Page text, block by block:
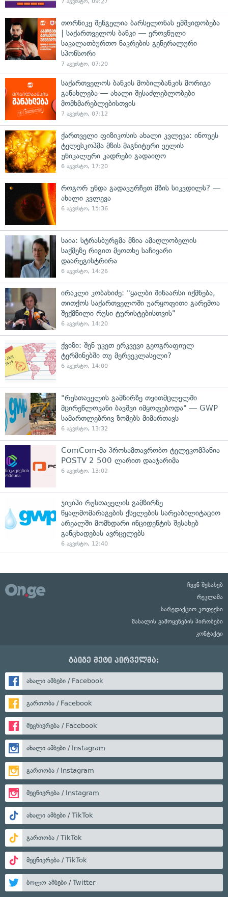
თორნიკე შენგელია ბარსელონას ემშვიდობება
| საქართველოს ბანკი — ეროვნული
საკალათბურთო ნაკრების გენერალური
სპონსორი
7 აგვისტო, 07:20
საქართველოს ბანკის მობილბანკის მორიგი
განახლება — ახალი შესაძლებლობები
მომხმარებლებისთვის
7 აგვისტო, 07:12
ქართველი ფიზიკოსის ახალი კვლევა: ინოუეს
ტელესკოპმა მზის მაგნიტური ველის
უნიკალური კადრები გადაიღო
6 აგვისტო, 17:20
როგორ უნდა გადავურჩეთ მზის სიკვდილს? —
ახალი კვლევა
6 აგვისტო, 15:36
საია: სტრასბურგმა მზია ამაღლობელის
საქმეზე რიგით მეოთხე საჩივარი
დაარეგისტრირა
6 აგვისტო, 14:26
ირაკლი კობახიძე: "ყალბი შინაარსი იქმნება,
თითქოს საქართველოში უარყოფითი გარემოა
შექმნილი რუსი ტურისტებისთვის"
6 აგვისტო, 14:20
ქვიზი: შენ უკეთ ერკვევი გეოგრაფიულ
ტერმინებში თუ მერვეკლასელი?
6 აგვისტო, 14:00
"რუსთაველის გამზირზე თვითმცლელში
მცირეწლოვანი ბავშვი იმყოფებოდა" — GWP
სამართლებრივ ზომებს მიმართავს
6 აგვისტო, 13:32
ComCom-მა პროსამთავრობო ტელეკომპანია
POSTV 2 500 ლარით დააჯარიმა
6 აგვისტო, 13:02
ჯივიპი რუსთაველის გამზირზე
წყალმომარაგების ქსელების სარეაბილიტაციო
არეალში მომხდარი ინციდენტის შესახებ
განცხადებას ავრცელებს
6 აგვისტო, 12:40
ჩვენ შესახებ
რეკლამა
სარედაქციო კოდექსი
მასალის გამოყენების პირობები
კონტაქტი
გაიგე მეტი პირველმა:
ახალი ამბები / Facebook
გართობა / Facebook
მეცნიერება / Facebook
ახალი ამბები / Instagram
გართობა / Instagram
მეცნიერება / Instagram
ახალი ამბები / TikTok
გართობა / TikTok
მეცნიერება / TikTok
ბოლო ამბები / Twitter